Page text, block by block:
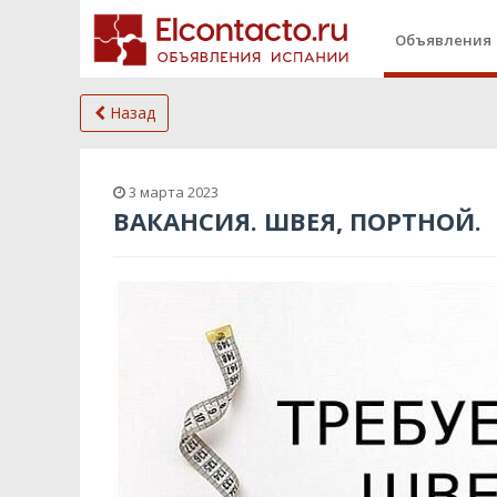
Объявления
Назад
3 марта 2023
ВАКАНСИЯ. ШВЕЯ, ПОРТНОЙ.